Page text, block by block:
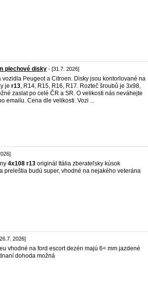
plechové disky - [31.7. 2026]
vozidla Peugeot a Citroen. Disky jsou kontorlované na
je r13, R14, R15, R16, R17. Rozteč šroubů je 3x98,
zaslat po celé ČR a SR. O velikosti nás neváhejte
emailu. Cena dle velikosti. Vozi ...
4x108 r13 originál Itália zberateľsky kúsok
preleštia budú super, vhodné na nejakého veterána
2026]
vhodné na ford escort dezén majú 6< mm jazdené
dohoda možná